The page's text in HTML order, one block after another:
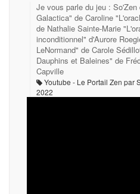
Je vous parle du jeu :
Galactica" de Caroline
de Nathalie Sainte-Marie
inconditionnel" d'Aurore
LeNormand" de Carole
Dauphins et Baleines" de
Capville
Youtube - Le Portail Zen par
2022